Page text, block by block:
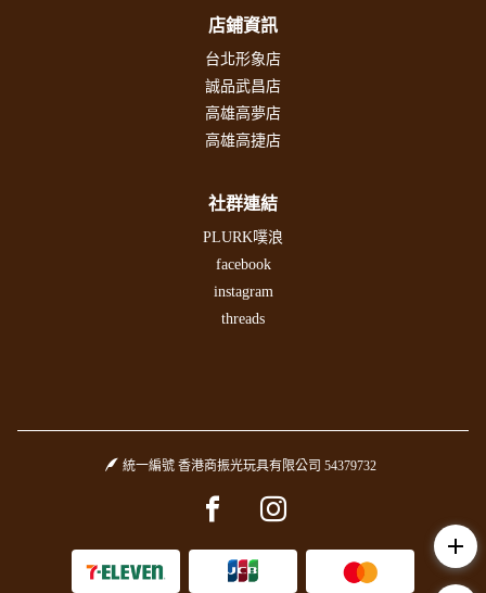
店鋪資訊
台北形象店
誠品武昌店
高雄高夢店
高雄高捷店
社群連結
PLURK噗浪
facebook
instagram
threads
統一編號 香港商振光玩具有限公司 54379732
Facebook pageInstagram page
add